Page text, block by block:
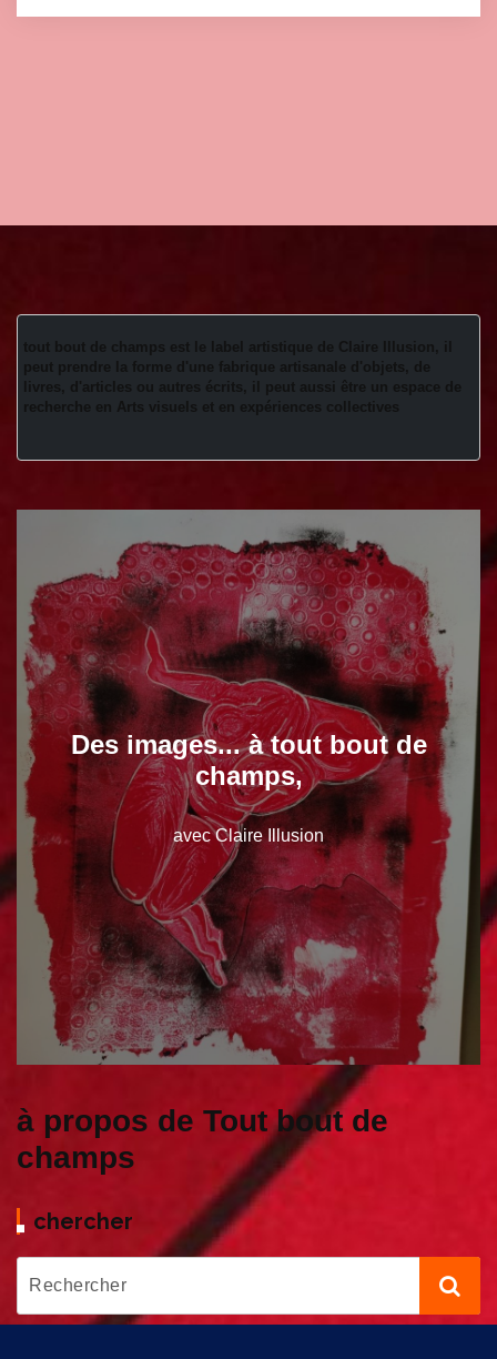
tout bout de champs est le label artistique de Claire Illusion, il
peut prendre la forme d'une fabrique artisanale d'objets, de
livres, d'articles ou autres écrits, il peut aussi être un espace de
recherche en Arts visuels et en expériences collectives
Des images... à tout bout de
champs,
avec Claire Illusion
à propos de Tout bout de
champs
chercher